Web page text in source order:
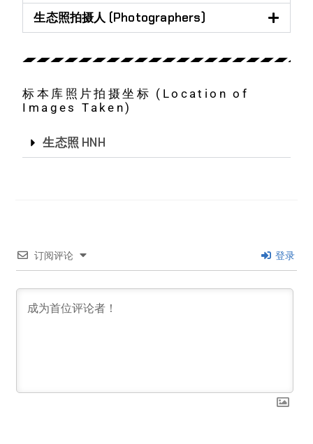
生态照拍摄人 (Photographers)
标本库照片拍摄坐标 (Location of
Images Taken)
生态照 HNH
订阅评论 登录